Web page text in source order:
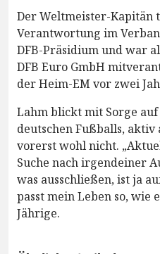
Der Weltmeister-Kapitän
Verantwortung im
DFB-Präsidium und war
DFB Euro GmbH
der Heim-EM vor zwei
Lahm blickt mit Sorge
deutschen Fußballs,
vorerst wohl nicht.
Suche nach irgendeiner
was ausschließen, ist ja
passt mein Leben so, wie
Jährige.